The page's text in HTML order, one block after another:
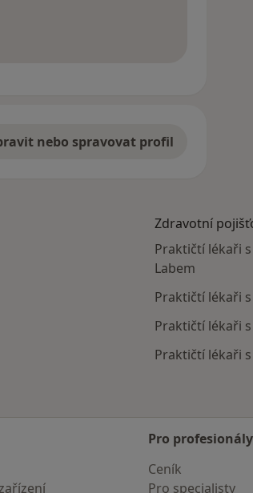
nebo spravovat profil
Zdravotní
Praktičtí lékaři
Labem
Praktičtí lékaři
Praktičtí lékaři
Praktičtí lékaři
Pro profesionály
Ceník
Pro specialisty